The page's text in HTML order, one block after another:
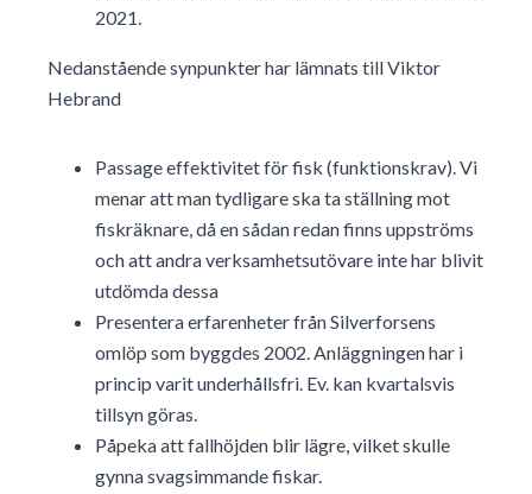
2021.
Nedanstående synpunkter har lämnats till Viktor
Hebrand
Passage effektivitet för fisk (funktionskrav). Vi
menar att man tydligare ska ta ställning mot
fiskräknare, då en sådan redan finns uppströms
och att andra verksamhetsutövare inte har blivit
utdömda dessa
Presentera erfarenheter från Silverforsens
omlöp som byggdes 2002. Anläggningen har i
princip varit underhållsfri. Ev. kan kvartalsvis
tillsyn göras.
Påpeka att fallhöjden blir lägre, vilket skulle
gynna svagsimmande fiskar.